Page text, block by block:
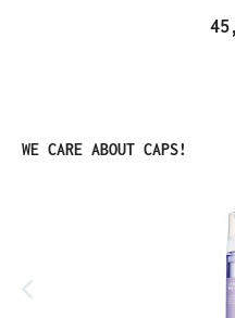
Produktgalerie überspringen
WE CARE ABOUT CAPS!